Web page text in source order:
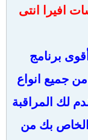
افيرا انتى
برنامج
جميع انواع
لك المراقبة
الخاص بك من